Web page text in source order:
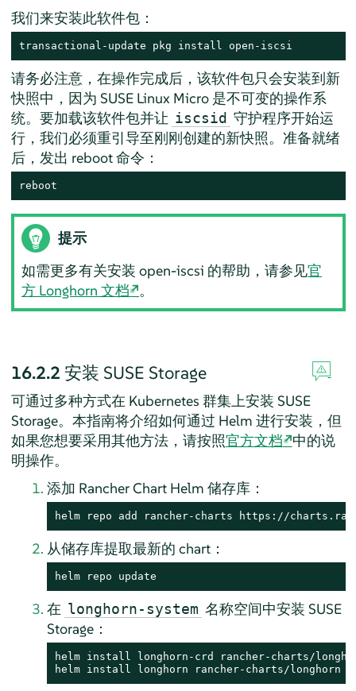
我们来安装此软件包：
transactional-update pkg install open-iscsi
请务必注意，在操作完成后，该软件包只会安装到新
快照中，因为 SUSE Linux Micro 是不可变的操作系
统。要加载该软件包并让 iscsid 守护程序开始运
行，我们必须重引导至刚刚创建的新快照。准备就绪
后，发出 reboot 命令：
reboot
提示
如需更多有关安装 open-iscsi 的帮助，请参见官
方 Longhorn 文档
。
16.2.2 安装 SUSE Storage
可通过多种方式在 Kubernetes 群集上安装 SUSE
Storage。本指南将介绍如何通过 Helm 进行安装，但
如果您想要采用其他方法，请按照官方文档
中的说
明操作。
添加 Rancher Chart Helm 储存库：
helm repo add rancher-charts https://
从储存库提取最新的 chart：
helm repo update
在 longhorn-system 名称空间中安装 SUSE
Storage：
helm install longhorn-crd rancher-charts/
helm install longhorn rancher-charts/longhorn --